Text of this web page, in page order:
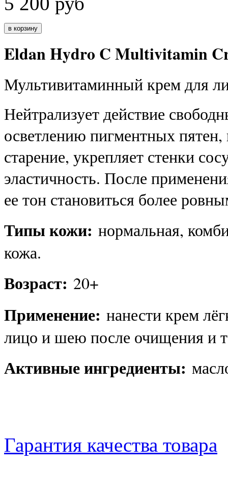
Eldan Hydro C Multivitamin
Мультивитаминный крем для
Нейтрализует действие
осветлению пигментных
старение, укрепляет стенки
эластичность. После
ее тон становиться более
Типы кожи: нормальная,
кожа.
Возраст: 20+
Применение: нанести крем
лицо и шею после очищения и
Активные ингредиенты:
Гарантия качества товара